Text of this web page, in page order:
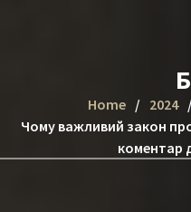
Home 2024
Чому важливий закон
коментар